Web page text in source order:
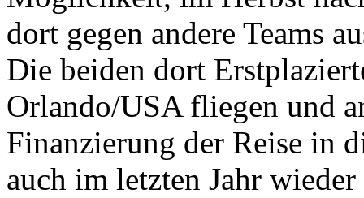
dort gegen andere Teams
Die beiden dort
Orlando/USA fliegen und
Finanzierung der Reise in
auch im letzten Jahr